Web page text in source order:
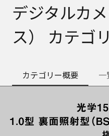
デジタルカ
ス） カテゴ
カテゴリー概要 一